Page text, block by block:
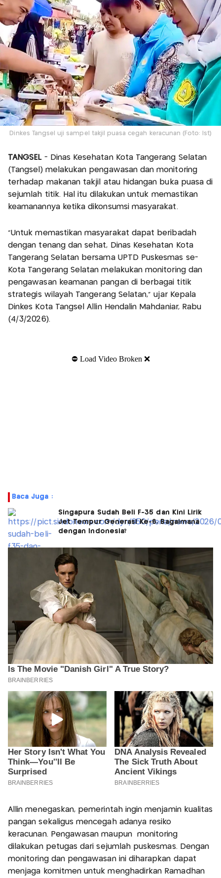
Dinkes Tangsel uji sampel takjil puasa cegah keracunan (Foto: Ist)
TANGSEL - Dinas Kesehatan Kota Tangerang Selatan
(Tangsel) melakukan pengawasan dan monitoring
terhadap makanan takjil atau hidangan buka puasa di
sejumlah titik. Hal itu dilakukan untuk memastikan
keamanannya ketika dikonsumsi masyarakat.
“Untuk memastikan masyarakat dapat beribadah
dengan tenang dan sehat, Dinas Kesehatan Kota
Tangerang Selatan bersama UPTD Puskesmas se-
Kota Tangerang Selatan melakukan monitoring dan
pengawasan keamanan pangan di berbagai titik
strategis wilayah Tangerang Selatan,” ujar Kepala
Dinkes Kota Tangsel Allin Hendalin Mahdaniar, Rabu
(4/3/2026).
Baca Juga :
Singapura Sudah Beli F-35 dan Kini Lirik
Jet Tempur Generasi Ke-6, Bagaimana
dengan Indonesia?
Allin menegaskan, pemerintah ingin menjamin kualitas
pangan sekaligus mencegah adanya resiko
keracunan. Pengawasan maupun monitoring
dilakukan petugas dari sejumlah puskesmas. Dengan
monitoring dan pengawasan ini diharapkan dapat
menjaga komitmen untuk menghadirkan Ramadhan